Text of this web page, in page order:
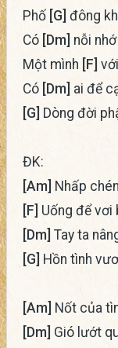
Phố [G] đông
Có [Dm] nỗi
Một mình
[F]
Có [Dm] ai để
[G] Dòng đời
ĐK:
[Am] Nhấp
[F] Uống để
[Dm] Tay ta
[G] Hồn tình
[Am] Nốt của
[Dm] Gió lướt